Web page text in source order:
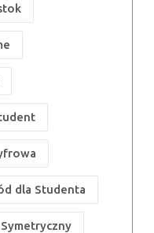
dla Studenta
Symetryczny